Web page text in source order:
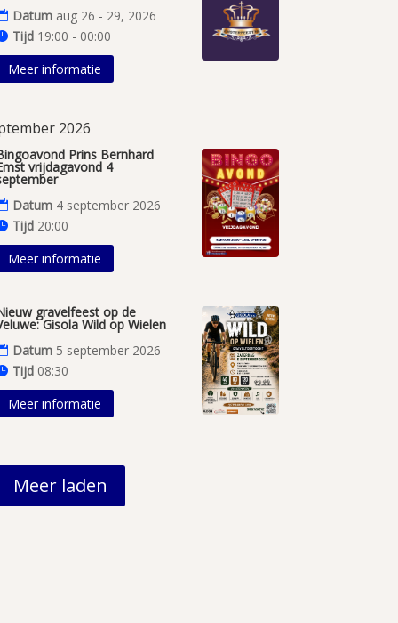
Datum aug 26 - 29, 2026
Tijd 19:00 - 00:00
Meer informatie
2026
Prins Bernhard
vrijdagavond 4
Datum 4 september 2026
Tijd 20:00
Meer informatie
gravelfeest op de
Gisola Wild op Wielen
Datum 5 september 2026
Tijd 08:30
Meer informatie
Meer laden